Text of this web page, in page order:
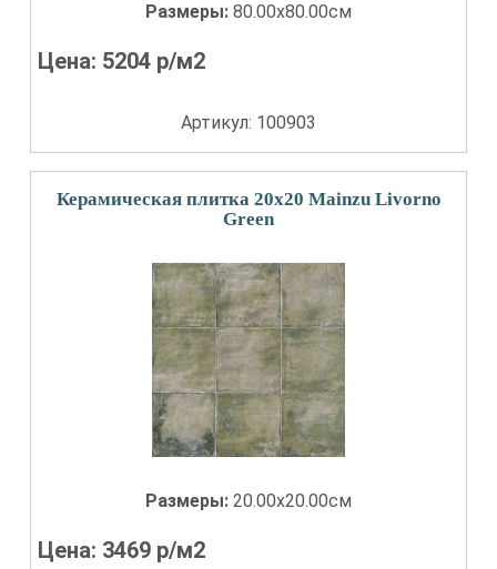
Размеры: 80.00x80.00см
Цена: 5204 р/м2
Артикул: 100903
Керамическая плитка 20x20 Mainzu Livorno
Green
Размеры: 20.00x20.00см
Цена: 3469 р/м2